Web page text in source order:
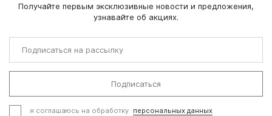
Получайте первым эксклюзивные новости и предложения,
узнавайте об акциях.
Подписаться
я соглашаюсь на обработку персональных данных